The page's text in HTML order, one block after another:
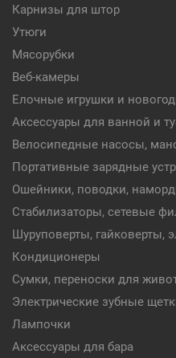
Карнизы для штор
Утюги
Мясорубки
Веб-камеры
Елочные игрушки и
Аксессуары для ванной и
Велосипедные насосы,
Портативные зарядные
Ошейники, поводки,
Стабилизаторы, сетевые
Шуруповерты, гайковерты,
Кондиционеры
Сумки, переноски для
Электрические зубные
Лампочки
Аксессуары для бара